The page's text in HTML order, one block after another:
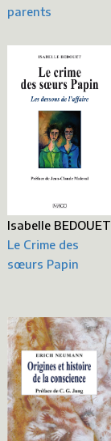
parents
Isabelle BEDOUET
Le Crime des
sœurs Papin